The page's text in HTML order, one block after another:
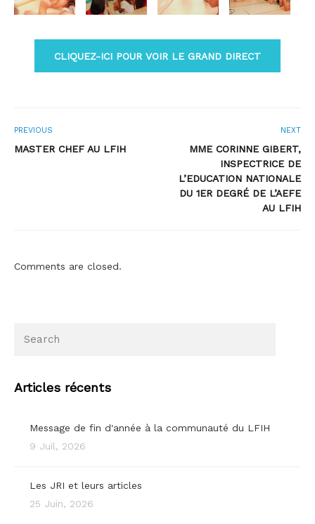
CLIQUEZ-ICI POUR VOIR LE GRAND DIRECT
PREVIOUS
MASTER CHEF AU LFIH
NEXT
MME CORINNE GIBERT,
INSPECTRICE DE
L’EDUCATION NATIONALE
DU 1ER DEGRÉ DE L’AEFE
AU LFIH
Comments are closed.
Articles récents
Message de fin d'année à la communauté du LFIH
9 Juil, 2026
Les JRI et leurs articles
25 Juin, 2026